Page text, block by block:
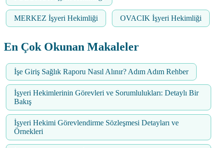
MERKEZ İşyeri Hekimliği OVACIK İşyeri Hekimliği
En Çok Okunan Makaleler
İşe Giriş Sağlık Raporu Nasıl Alınır? Adım Adım Rehber
İşyeri Hekimlerinin Görevleri ve Sorumlulukları: Detaylı Bir
Bakış
İşyeri Hekimi Görevlendirme Sözleşmesi Detayları ve
Örnekleri